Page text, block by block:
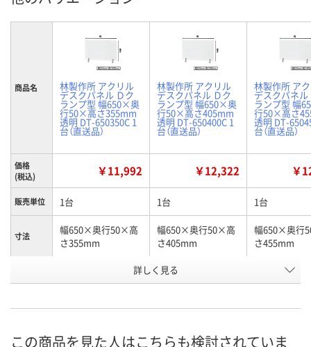
商品名 林製作所 アクリル
デスクパネル Ｄク
ランプ型 幅650×奥
行50×高さ355mm
透明 DT-650350C 1
台（直送品）
林製作所 アクリル
デスクパネル Ｄク
ランプ型 幅650×奥
行50×高さ405mm
透明 DT-650400C 1
台（直送品）
林製作所 ア
デスクパネル
ランプ型 幅
行50×高さ
透明 DT-
台（直送品）
価格
(税込)
￥11,992 ￥12,322 ￥
販売単位 1台 1台 1台
寸法
幅650×奥行50×高
さ355mm
幅650×奥行50×高
さ405mm
幅650×奥行
さ455mm
パネル：透明、金具：
シルバー
パネル：透明、金具：
シルバー
パネル：透明
シルバー
お申込番
詳しく見る
この商品を見た人はこちらも検討されていま